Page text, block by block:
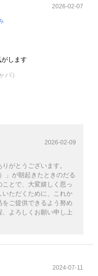
2026-02-07
します
バ）
2026-02-09
がとうございます。
」が朝起きたときのだる
とで、大変嬉しく思っ
ただくために、これか
ご提供できるよう努め
よろしくお願い申し上
2024-07-11